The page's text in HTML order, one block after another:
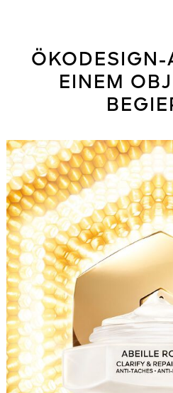
ÖKODESIGN-
EINEM